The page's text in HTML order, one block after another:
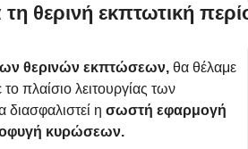
θερινή εκπτωτική
θερινών εκπτώσεων, θα θέλαμε
πλαίσιο λειτουργίας των
η σωστή εφαρμογή
κυρώσεων.